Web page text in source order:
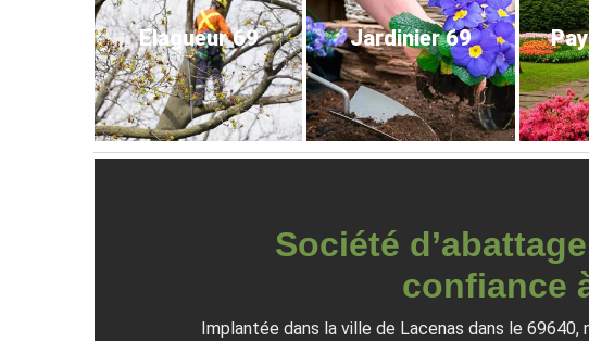
Elagueur 69 Jardinier 69
Société
confiance
Implantée dans la ville de Lacenas dans le